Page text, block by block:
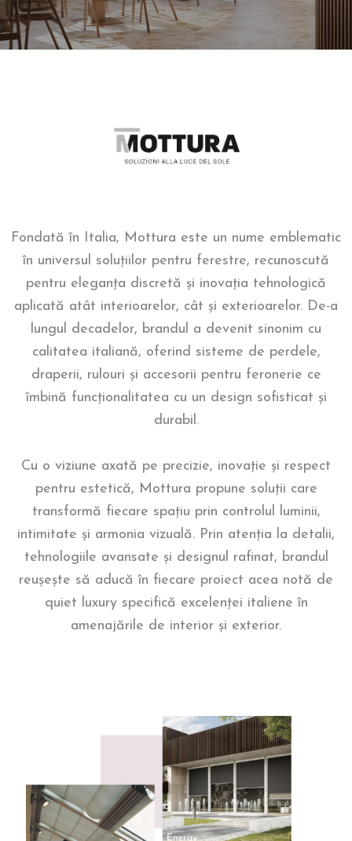
Fondată în Italia, Mottura este un nume emblematic
în universul soluțiilor pentru ferestre, recunoscută
pentru eleganța discretă și inovația tehnologică
aplicată atât interioarelor, cât și exterioarelor. De-a
lungul decadelor, brandul a devenit sinonim cu
calitatea italiană, oferind sisteme de perdele,
draperii, rulouri și accesorii pentru feronerie ce
îmbină funcționalitatea cu un design sofisticat și
durabil.
Cu o viziune axată pe precizie, inovație și respect
pentru estetică, Mottura propune soluții care
transformă fiecare spațiu prin controlul luminii,
intimitate și armonia vizuală. Prin atenția la detalii,
tehnologiile avansate și designul rafinat, brandul
reușește să aducă în fiecare proiect acea notă de
quiet luxury specifică excelenței italiene în
amenajările de interior și exterior.